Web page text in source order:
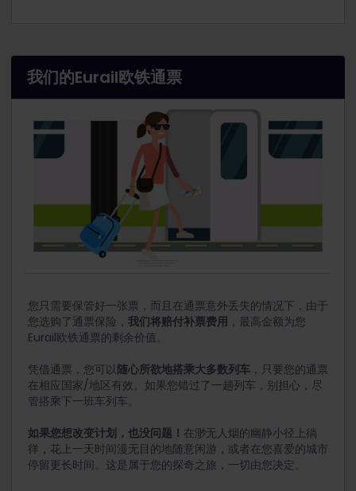
我们的Eurail欧铁通票
您只需要保管好一张票，而且在通票意外丢失的情况下，由于
您选购了通票保险， 我们将赔付补票费用 ，最高金额为您
Eurail欧铁通票的剩余价值。
凭借通票，您可以随心所欲地搭乘大多数列车 ，只要您的通票
在相应国家/地区有效。如果您错过了一趟列车，别担心，尽
管搭乘下一班车列车。
如果您想改变计划，也没问题！ 在渺无人烟的幽静小径上徜
徉，花上一天时间漫无目的地随意闲游，或者在您喜爱的城市
停留更长时间。这是属于您的探奇之旅，一切由您决定。